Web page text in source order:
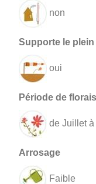
non
oui
de Juillet à
Faible